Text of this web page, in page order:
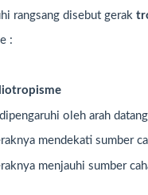
rangsang disebut gerak
:
oleh arah
mendekati sumber
menjauhi sumber